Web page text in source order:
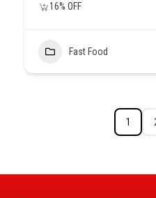
16% OFF
Fast Food
1